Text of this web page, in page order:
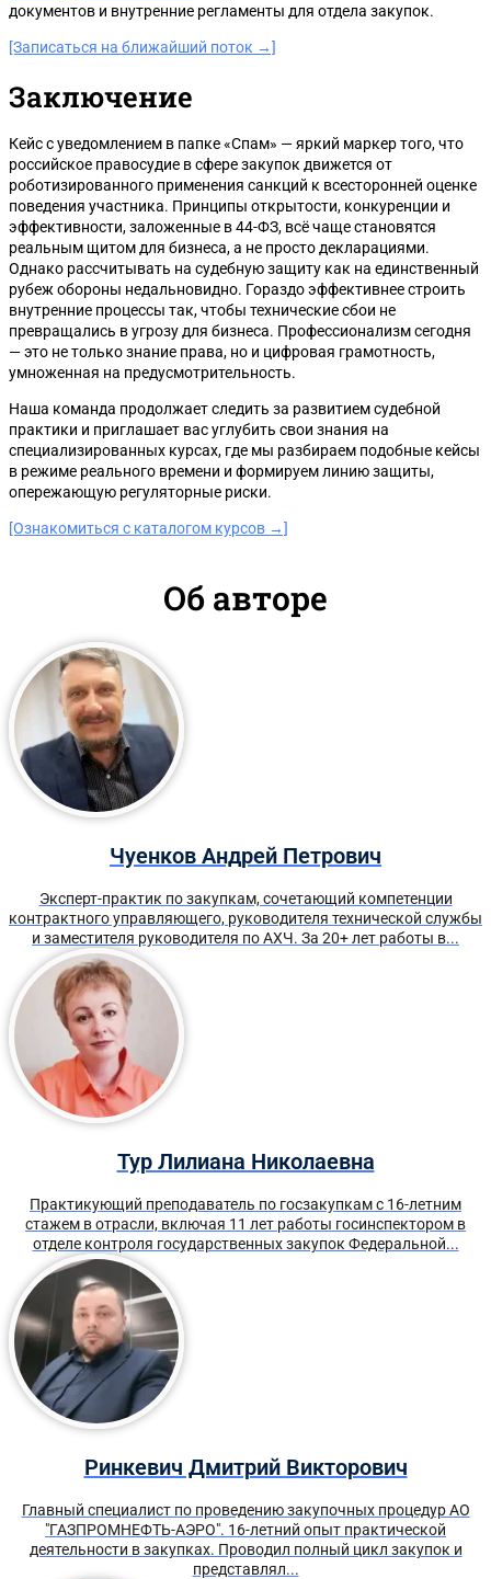
документов и внутренние регламенты для отдела закупок.
[Записаться на ближайший поток →]
Заключение
Кейс с уведомлением в папке «Спам» — яркий маркер того, что
российское правосудие в сфере закупок движется от
роботизированного применения санкций к всесторонней оценке
поведения участника. Принципы открытости, конкуренции и
эффективности, заложенные в 44-ФЗ, всё чаще становятся
реальным щитом для бизнеса, а не просто декларациями.
Однако рассчитывать на судебную защиту как на единственный
рубеж обороны недальновидно. Гораздо эффективнее строить
внутренние процессы так, чтобы технические сбои не
превращались в угрозу для бизнеса. Профессионализм сегодня
— это не только знание права, но и цифровая грамотность,
умноженная на предусмотрительность.
Наша команда продолжает следить за развитием судебной
практики и приглашает вас углубить свои знания на
специализированных курсах, где мы разбираем подобные кейсы
в режиме реального времени и формируем линию защиты,
опережающую регуляторные риски.
[Ознакомиться с каталогом курсов →]
Об авторе
Чуенков Андрей Петрович
Эксперт-практик по закупкам, сочетающий компетенции
контрактного управляющего, руководителя технической службы
и заместителя руководителя по АХЧ. За 20+ лет работы в...
Тур Лилиана Николаевна
Практикующий преподаватель по госзакупкам с 16-летним
стажем в отрасли, включая 11 лет работы госинспектором в
отделе контроля государственных закупок Федеральной...
Ринкевич Дмитрий Викторович
Главный специалист по проведению закупочных процедур АО
"ГАЗПРОМНЕФТЬ-АЭРО". 16-летний опыт практической
деятельности в закупках. Проводил полный цикл закупок и
представлял...